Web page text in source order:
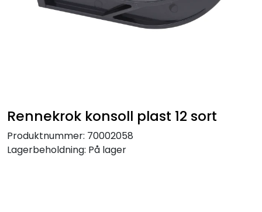
Rennekrok konsoll plast 12 sort
Produktnummer: 70002058
Lagerbeholdning: På lager